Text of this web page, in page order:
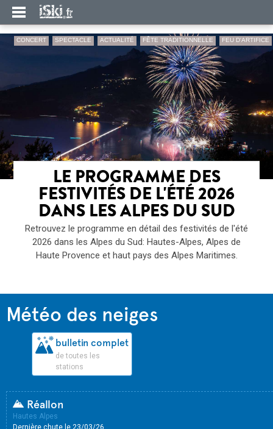
CONCERT SPECTACLE ACTUALITÉ FÊTE TRADITIONNELLE FEU D'ARTIFICE
LE PROGRAMME DES
FESTIVITÉS DE L'ÉTÉ 2026
DANS LES ALPES DU SUD
Retrouvez le programme en détail des festivités de l'été
2026 dans les Alpes du Sud: Hautes-Alpes, Alpes de
Haute Provence et haut pays des Alpes Maritimes.
Météo des neiges
bulletin complet
de toutes les
stations
Réallon
Hautes Alpes
Dernière chute le 23/03/26